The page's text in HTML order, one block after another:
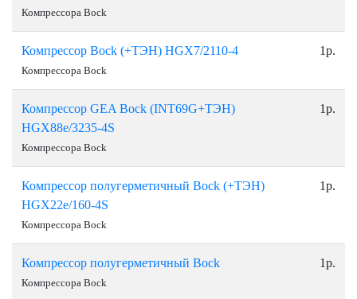
Компрессора Bock
Компрессор Bock (+ТЭН) HGX7/2110-4
Компрессора Bock
1р.
Компрессор GEA Bock (INT69G+ТЭН)
HGX88e/3235-4S
Компрессора Bock
1р.
Компрессор полугерметичный Bock (+ТЭН)
HGX22e/160-4S
Компрессора Bock
1р.
Компрессор полугерметичный Bock
Компрессора Bock
1р.